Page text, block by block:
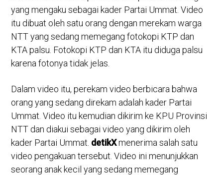
yang mengaku sebagai kader Partai Ummat. Video
itu dibuat oleh satu orang dengan merekam warga
NTT yang sedang memegang fotokopi KTP dan
KTA palsu. Fotokopi KTP dan KTA itu diduga palsu
karena fotonya tidak jelas.
Dalam video itu, perekam video berbicara bahwa
orang yang sedang direkam adalah kader Partai
Ummat. Video itu kemudian dikirim ke KPU Provinsi
NTT dan diakui sebagai video yang dikirim oleh
kader Partai Ummat. detikXmenerima salah satu
video pengakuan tersebut. Video ini menunjukkan
seorang anak kecil yang sedang memegang